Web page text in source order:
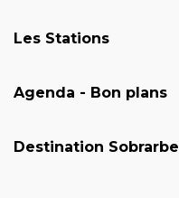
Les Stations
Agenda - Bon plans
Destination Sobrarbe